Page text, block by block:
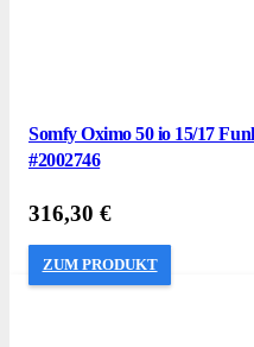
Somfy Oximo 50 io 15/17
#2002746
316,30 €
ZUM PRODUKT